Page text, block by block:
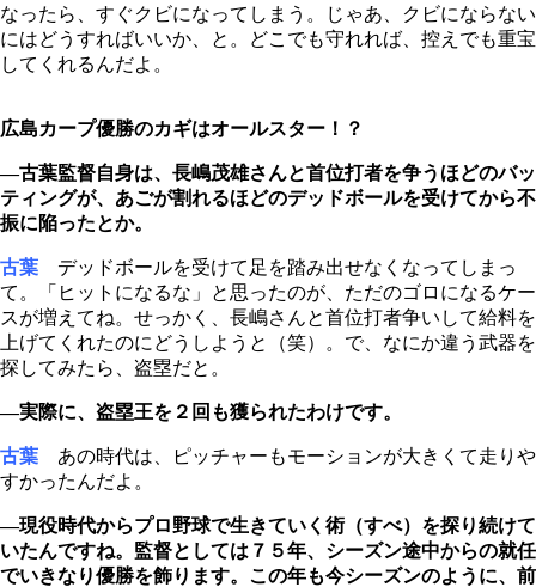
なったら、すぐクビになってしまう。じゃあ、クビにならない
にはどうすればいいか、と。どこでも守れれば、控えでも重宝
してくれるんだよ。
広島カープ優勝のカギはオールスター！？
―古葉監督自身は、長嶋茂雄さんと首位打者を争うほどのバッ
ティングが、あごが割れるほどのデッドボールを受けてから不
振に陥ったとか。
古葉 デッドボールを受けて足を踏み出せなくなってしまっ
て。「ヒットになるな」と思ったのが、ただのゴロになるケー
スが増えてね。せっかく、長嶋さんと首位打者争いして給料を
上げてくれたのにどうしようと（笑）。で、なにか違う武器を
探してみたら、盗塁だと。
―実際に、盗塁王を２回も獲られたわけです。
古葉 あの時代は、ピッチャーもモーションが大きくて走りや
すかったんだよ。
―現役時代からプロ野球で生きていく術（すべ）を探り続けて
いたんですね。監督としては７５年、シーズン途中からの就任
でいきなり優勝を飾ります。この年も今シーズンのように、前